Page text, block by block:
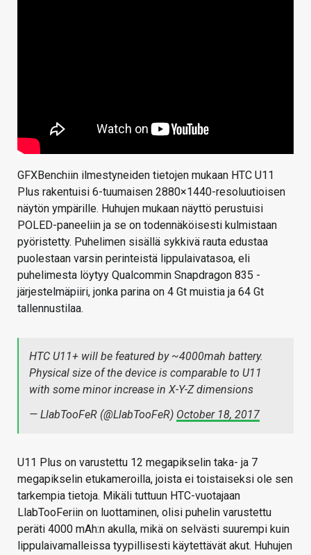
GFXBenchiin ilmestyneiden tietojen mukaan HTC U11
Plus rakentuisi 6-tuumaisen 2880×1440-resoluutioisen
näytön ympärille. Huhujen mukaan näyttö perustuisi
POLED-paneeliin ja se on todennäköisesti kulmistaan
pyöristetty. Puhelimen sisällä sykkivä rauta edustaa
puolestaan varsin perinteistä lippulaivatasoa, eli
puhelimesta löytyy Qualcommin Snapdragon 835 -
järjestelmäpiiri, jonka parina on 4 Gt muistia ja 64 Gt
tallennustilaa.
HTC U11+ will be featured by ~4000mah battery.
Physical size of the device is comparable to U11
with some minor increase in X-Y-Z dimensions
— LlabTooFeR (@LlabTooFeR) October 18, 2017
U11 Plus on varustettu 12 megapikselin taka- ja 7
megapikselin etukameroilla, joista ei toistaiseksi ole sen
tarkempia tietoja. Mikäli tuttuun HTC-vuotajaan
LlabTooFeriin on luottaminen, olisi puhelin varustettu
peräti 4000 mAh:n akulla, mikä on selvästi suurempi kuin
lippulaivamalleissa tyypillisesti käytettävät akut. Huhujen